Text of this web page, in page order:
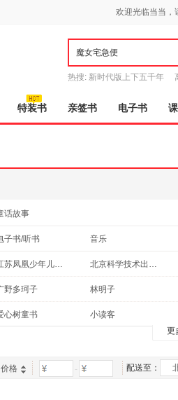
欢迎光临当当，
热搜: 新时代版上下五千年
特装书 亲签书 电子书
话故事
子书/听书 音乐
江苏凤凰少年儿童出版社 北京科学技术出版社
地出版社 青岛出版社
野多珂子 林明子
脇初枝 米吉卡
心树童书 小读客
更
价格 - 配送至：